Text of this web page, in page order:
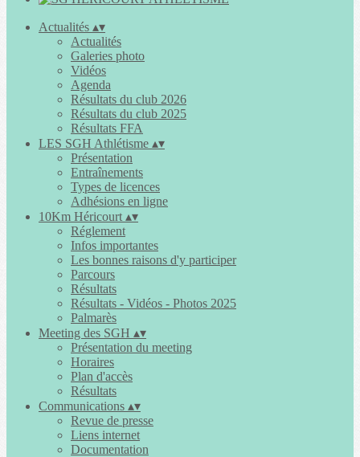
Actualités ▴▾
Actualités
Galeries photo
Vidéos
Agenda
Résultats du club 2026
Résultats du club 2025
Résultats FFA
LES SGH Athlétisme ▴▾
Présentation
Entraînements
Types de licences
Adhésions en ligne
10Km Héricourt ▴▾
Réglement
Infos importantes
Les bonnes raisons d'y participer
Parcours
Résultats
Résultats - Vidéos - Photos 2025
Palmarès
Meeting des SGH ▴▾
Présentation du meeting
Horaires
Plan d'accès
Résultats
Communications ▴▾
Revue de presse
Liens internet
Documentation